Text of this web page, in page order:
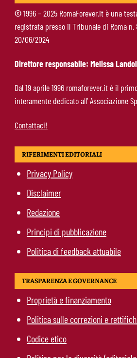
Roma, il mercato
Molina manca
©1996 – 2025 RomaForever.it è una
registrata presso il Tribunale di Roma n.
20/06/2024
Direttore responsabile: Melissa
Dal 19 aprile 1996 romaforever.it è il
interamente dedicato all’ Associazione
Contattaci!
RIFERIMENTI EDITORIALI
Privacy Policy
Disclaimer
Redazione
Principi di pubblicazione
Politica di feedback attuabile
TRASPARENZA E GOVERNANCE
Proprietà e finanziamento
Politica sulle correzioni e
Codice etico